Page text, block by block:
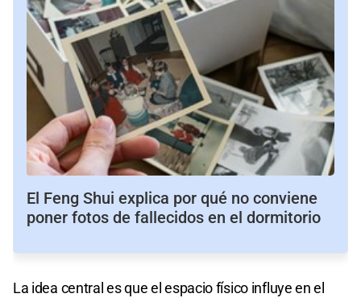
El Feng Shui explica por qué no conviene
poner fotos de fallecidos en el dormitorio
La idea central es que el espacio físico influye en el